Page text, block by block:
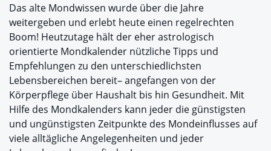
Das alte Mondwissen wurde über die Jahre
weitergeben und erlebt heute einen regelrechten
Boom! Heutzutage hält der eher astrologisch
orientierte Mondkalender nützliche Tipps und
Empfehlungen zu den unterschiedlichsten
Lebensbereichen bereit– angefangen von der
Körperpflege über Haushalt bis hin Gesundheit. Mit
Hilfe des Mondkalenders kann jeder die günstigsten
und ungünstigsten Zeitpunkte des Mondeinflusses auf
viele alltägliche Angelegenheiten und jeder